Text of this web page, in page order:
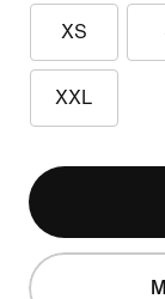
XS
XXL